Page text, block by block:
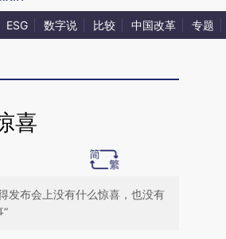
ESG 数字说 比较 中国改革 专题
喜
发布会上没有什么惊喜，也没有